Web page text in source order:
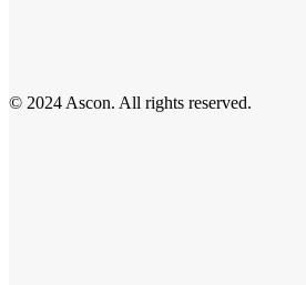
© 2024 Ascon. All rights reserved.